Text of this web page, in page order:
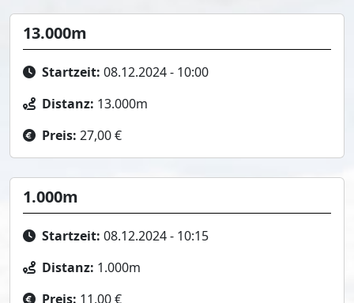
13.000m
Startzeit: 08.12.2024 - 10:00
Distanz: 13.000m
Preis: 27,00 €
1.000m
Startzeit: 08.12.2024 - 10:15
Distanz: 1.000m
Preis: 11,00 €